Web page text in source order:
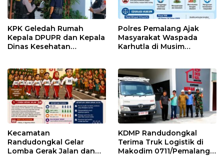
KPK Geledah Rumah
Kepala DPUPR dan Kepala
Dinas Kesehatan
Polres Pemalang Ajak
Masyarakat Waspada
Karhutla di Musim
Kecamatan
Randudongkal Gelar
Lomba Gerak Jalan dan
KDMP Randudongkal
Terima Truk Logistik di
Makodim 0711/Pemalang